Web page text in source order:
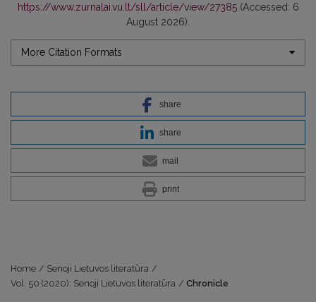
https://www.zurnalai.vu.lt/sll/article/view/27385(Accessed: 6
August 2026).
More Citation Formats
share
share
mail
print
Home / Senoji Lietuvos literatūra /
Vol. 50 (2020): Senoji Lietuvos literatūra / Chronicle